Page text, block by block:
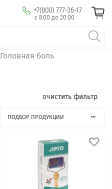
+7(800) 777-36-17
с 8:00 до 20:00
Головная боль
очистить фильтр
ПОДБОР ПРОДУКЦИИ